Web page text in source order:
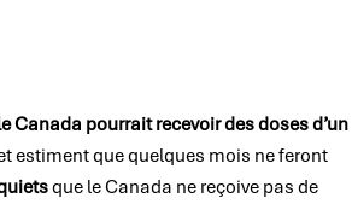
Canada pourrait recevoir des doses d’un
estiment que quelques mois ne feront
que le Canada ne reçoive pas de